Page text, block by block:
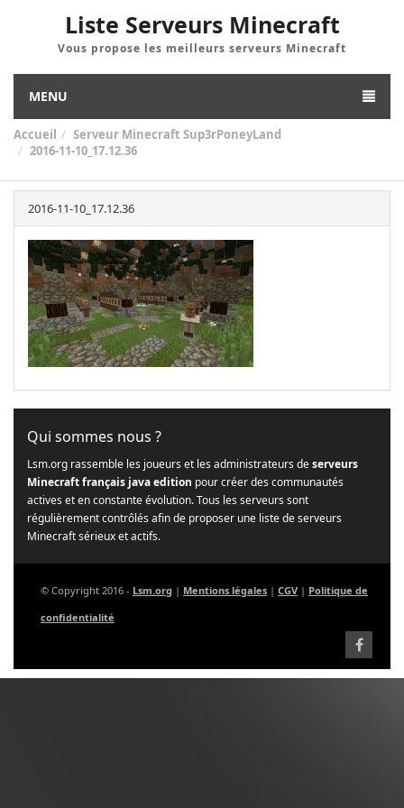
Liste Serveurs Minecraft
Vous propose les meilleurs serveurs Minecraft
MENU
Accueil
Serveur Minecraft Sup3rPoneyLand
2016-11-10_17.12.36
2016-11-10_17.12.36
Qui sommes nous ?
Lsm.org rassemble les joueurs et les administrateurs deserveurs
Minecraft français java edition pour créer des communautés
actives et en constante évolution. Tous les serveurs sont
régulièrement contrôlés afin de proposer une liste de serveurs
Minecraft sérieux et actifs.
© Copyright 2016 - Lsm.org | Mentions légales | CGV | Politique de
confidentialité